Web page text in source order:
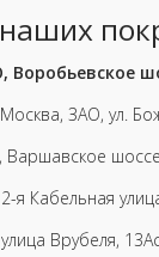
ЗАО, ул.
я Кабельная
Врубеля,